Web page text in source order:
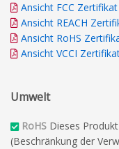
Ansicht FCC Zertifikat
Ansicht REACH
Ansicht RoHS
Ansicht VCCI
Umwelt
RoHS Dieses
(Beschränkung der